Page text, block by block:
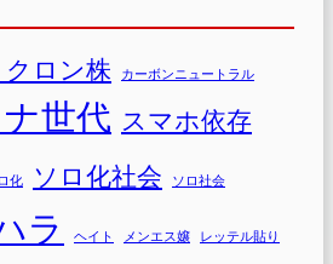
クロン株 カーボンニュートラル
世代 スマホ依存
化 ソロ化社会 ソロ社会
ラ ヘイト メンエス嬢 レッテル貼り